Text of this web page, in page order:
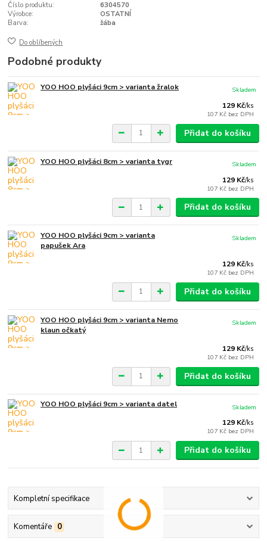
Číslo produktu:
6304570
Výrobce:
OSTATNÍ
Barva:
žába
Do oblíbených
Podobné produkty
YOO HOO plyšáci 9cm > varianta žralok
129 Kč/ks
107 Kč bez DPH
Skladem
Přidat do košíku
YOO HOO plyšáci 8cm > varianta tygr
129 Kč/ks
107 Kč bez DPH
Skladem
Přidat do košíku
YOO HOO plyšáci 9cm > varianta
papušek Ara
129 Kč/ks
107 Kč bez DPH
Skladem
Přidat do košíku
YOO HOO plyšáci 9cm > varianta Nemo
klaun očkatý
129 Kč/ks
107 Kč bez DPH
Skladem
Přidat do košíku
YOO HOO plyšáci 9cm > varianta datel
129 Kč/ks
107 Kč bez DPH
Skladem
Přidat do košíku
Kompletní specifikace
Komentáře 0